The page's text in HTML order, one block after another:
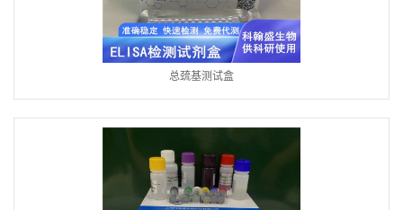
总巯基测试盒